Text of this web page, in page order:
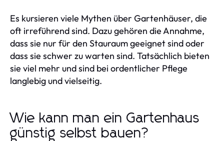
Es kursieren viele Mythen über Gartenhäuser, die
oft irreführend sind. Dazu gehören die Annahme,
dass sie nur für den Stauraum geeignet sind oder
dass sie schwer zu warten sind. Tatsächlich bieten
sie viel mehr und sind bei ordentlicher Pflege
langlebig und vielseitig.
Wie kann man ein Gartenhaus
günstig selbst bauen?